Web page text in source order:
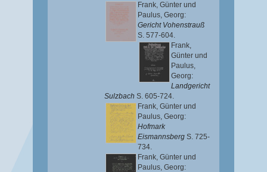
Frank, Günter und
Paulus, Georg:
Gericht Vohenstrauß
S. 577-604.
Frank,
Günter und
Paulus,
Georg:
Landgericht
Sulzbach S. 605-724.
Frank, Günter und
Paulus, Georg:
Hofmark
Eismannsberg S. 725-
734.
Frank, Günter und
Paulus, Georg: